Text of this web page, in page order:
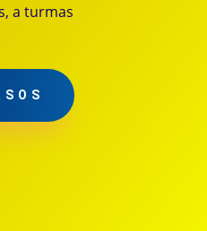
a turmas